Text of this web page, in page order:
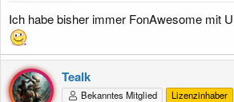
Ich habe bisher immer FonAwesome mit
Tealk
Bekanntes Mitglied Lizenzinhaber